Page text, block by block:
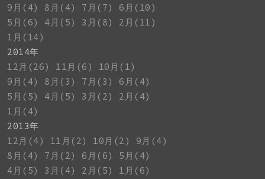
9月(4)
8月(4) 7月(7)
6月(10)
5月(6)
4月(5) 3月(8)
2月(11)
1月(14)
2014年
12月(26)
11月(6)
10月(1)
9月(4)
8月(3) 7月(3)
6月(4)
5月(5)
4月(5) 3月(2)
2月(4)
1月(4)
2013年
12月(4)
11月(2) 10月(2)
9月(4)
8月(4)
7月(2) 6月(6)
5月(4)
4月(5)
3月(4) 2月(5)
1月(6)